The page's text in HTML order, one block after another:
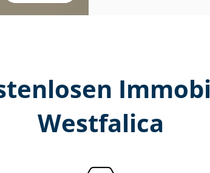
Westfalica